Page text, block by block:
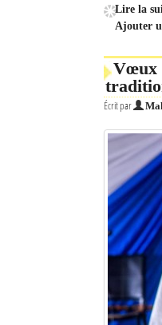
Connexion
Identifiant oublié
Mot de passe
Lire la
Ajouter
Vœux
Écrit par